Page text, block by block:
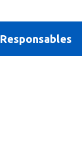
Responsables